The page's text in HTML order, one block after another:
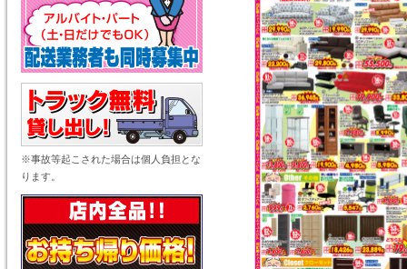
※事故等起こされた場合は個人負担とな
ります。